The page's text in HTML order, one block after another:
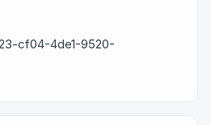
cf04-4de1-9520-